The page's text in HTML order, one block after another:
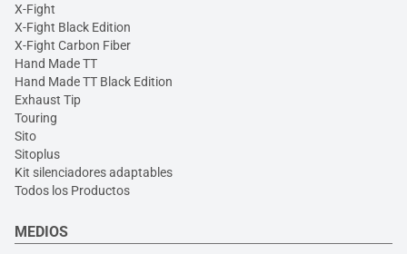
X-Fight
X-Fight Black Edition
X-Fight Carbon Fiber
Hand Made TT
Hand Made TT Black Edition
Exhaust Tip
Touring
Sito
Sitoplus
Kit silenciadores adaptables
Todos los Productos
MEDIOS